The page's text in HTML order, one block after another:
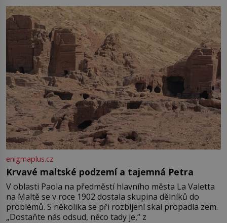
enigmaplus.cz
Krvavé maltské podzemí a tajemná Petra
V oblasti Paola na předměstí hlavního města La Valetta
na Maltě se v roce 1902 dostala skupina dělníků do
problémů. S několika se při rozbíjení skal propadla zem.
„Dostaňte nás odsud, něco tady je,“ z